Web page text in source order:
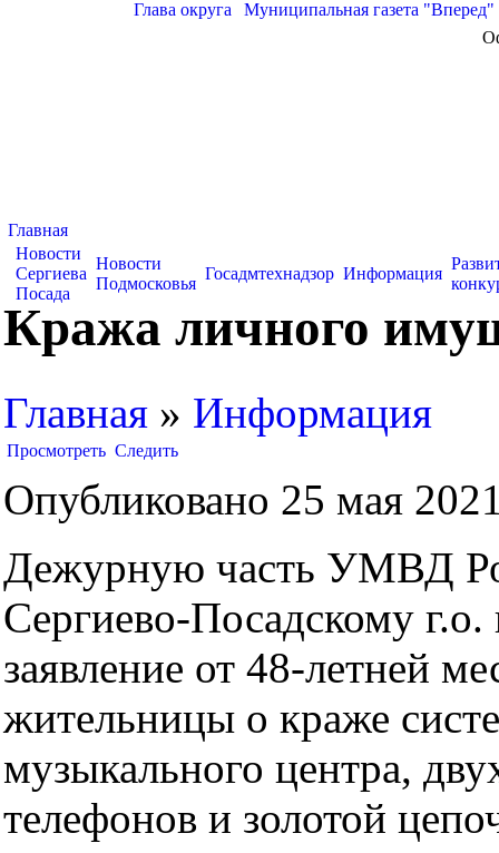
Глава округа Муниципальная газета "Вперед"
Главная
Новости
Сергиева
Посада
Новости
Подмосковья
Госадмтехнадзор Информация
Кража личного
Главная » Информация
Просмотреть Следить
Опубликовано 25 мая
Дежурную часть УМВД
Сергиево-Посадскому г.о.
заявление от 48-летней
жительницы о краже
музыкального центра,
телефонов и золотой